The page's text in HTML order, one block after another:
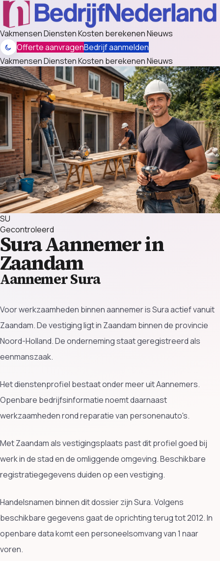
VakmensenDienstenKosten berekenenNieuws
Offerte aanvragenBedrijf aanmelden
VakmensenDienstenKosten berekenenNieuws
SU
Gecontroleerd
SuraAannemer in
Zaandam
Aannemer Sura
Voor werkzaamheden binnen aannemer is Sura actief vanuit
Zaandam. De vestiging ligt in Zaandam binnen de provincie
Noord-Holland. De onderneming staat geregistreerd als
eenmanszaak.
Het dienstenprofiel bestaat onder meer uit Aannemers.
Openbare bedrijfsinformatie noemt daarnaast
werkzaamheden rond reparatie van personenauto's.
Met Zaandam als vestigingsplaats past dit profiel goed bij
werk in de stad en de omliggende omgeving. Beschikbare
registratiegegevens duiden op een vestiging.
Handelsnamen binnen dit dossier zijn Sura. Volgens
beschikbare gegevens gaat de oprichting terug tot 2012. In
openbare data komt een personeelsomvang van 1 naar
voren.